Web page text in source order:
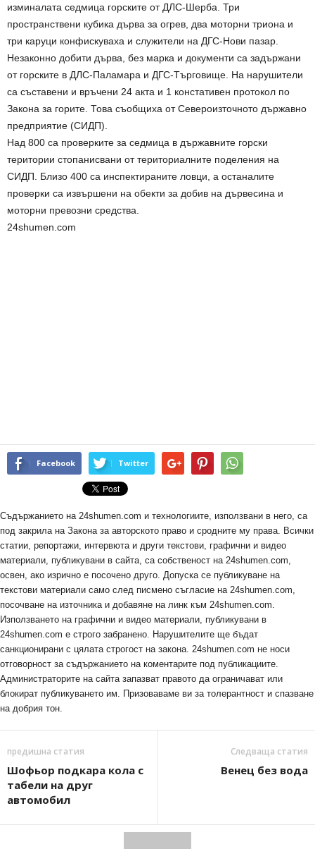
изминалата седмица горските от ДЛС-Шерба. Три
пространствени кубика дърва за огрев, два моторни триона и
три каруци конфискуваха и служители на ДГС-Нови пазар.
Незаконно добити дърва, без марка и документи са задържани
от горските в ДЛС-Паламара и ДГС-Търговище. На нарушители
са съставени и връчени 24 акта и 1 констативен протокол по
Закона за горите. Това съобщиха от Североизточното държавно
предприятие (СИДП).
Над 800 са проверките за седмица в държавните горски
територии стопанисвани от териториалните поделения на
СИДП. Близо 400 са инспектираните ловци, а останалите
проверки са извършени на обекти за добив на дървесина и
моторни превозни средства.
24shumen.com
Facebook Twitter
Съдържанието на 24shumen.com и технологиите, използвани в него, са
под закрила на Закона за авторското право и сродните му права. Всички
статии, репортажи, интервюта и други текстови, графични и видео
материали, публикувани в сайта, са собственост на 24shumen.com,
освен, ако изрично е посочено друго. Допуска се публикуване на
текстови материали само след писмено съгласие на 24shumen.com,
посочване на източника и добавяне на линк към 24shumen.com.
Използването на графични и видео материали, публикувани в
24shumen.com е строго забранено. Нарушителите ще бъдат
санкционирани с цялата строгост на закона. 24shumen.com не носи
отговорност за съдържанието на коментарите под публикациите.
Администраторите на сайта запазват правото да ограничават или
блокират публикуването им. Призоваваме ви за толерантност и спазване
на добрия тон.
предишна статия
Шофьор подкара кола с
табели на друг
автомобил
Следваща статия
Венец без вода